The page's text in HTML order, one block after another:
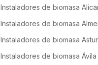
Instaladores de biomasa
Instaladores de biomasa
Instaladores de biomasa
Instaladores de biomasa Ávila